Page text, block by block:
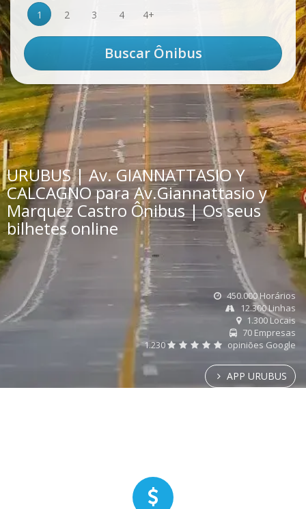
1
2 3 4 4+
URUBUS | Av. GIANNATTASIO Y
CALCAGNO para Av.Giannattasio y
Marquez Castro Ônibus | Os seus
bilhetes online
450.000 Horários
12.300 Linhas
1.300 Locais
70 Empresas
1.230
opiniões Google
APP URUBUS